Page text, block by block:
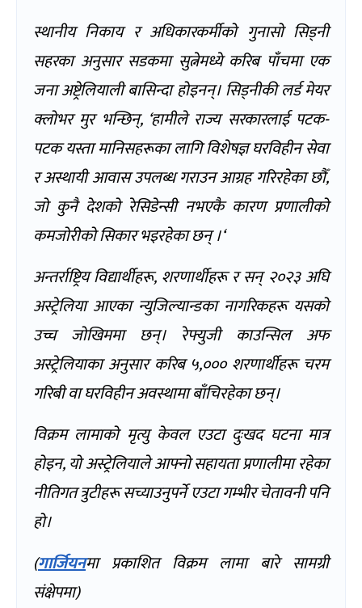
स्थानीय निकाय र अधिकारकर्मीको गुनासो सिड्नी
सहरका अनुसार सडकमा सुत्नेमध्ये करिब पाँचमा एक
जना अष्ट्रेलियाली बासिन्दा होइनन्। सिड्नीकी लर्ड मेयर
क्लोभर मुर भन्छिन्, ‘हामीले राज्य सरकारलाई पटक-
पटक यस्ता मानिसहरूका लागि विशेषज्ञ घरविहीन सेवा
र अस्थायी आवास उपलब्ध गराउन आग्रह गरिरहेका छौँ,
जो कुनै देशको रेसिडेन्सी नभएकै कारण प्रणालीको
कमजोरीको सिकार भइरहेका छन् ।‘
अन्तर्राष्ट्रिय विद्यार्थीहरू, शरणार्थीहरू र सन् २०२३ अघि
अस्ट्रेलिया आएका न्युजिल्यान्डका नागरिकहरू यसको
उच्च जोखिममा छन्। रेफ्युजी काउन्सिल अफ
अस्ट्रेलियाका अनुसार करिब ५,००० शरणार्थीहरू चरम
गरिबी वा घरविहीन अवस्थामा बाँचिरहेका छन्।
विक्रम लामाको मृत्यु केवल एउटा दुःखद घटना मात्र
होइन,यो अस्ट्रेलियाले आफ्नो सहायता प्रणालीमा रहेका
नीतिगत त्रुटीहरू सच्याउनुपर्ने एउटा गम्भीर चेतावनी पनि
हो।
(गार्जियनमा प्रकाशित विक्रम लामा बारे सामग्री
संक्षेपमा)